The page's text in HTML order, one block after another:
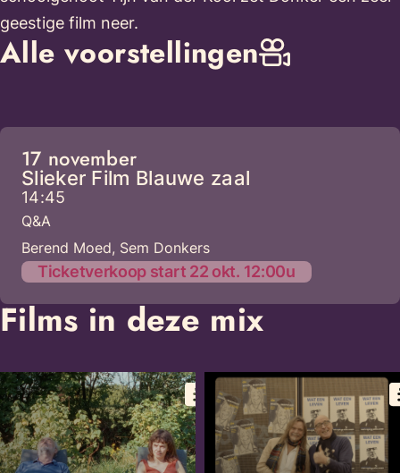
geestige film neer.
Alle voorstellingen
17 november
Slieker Film Blauwe zaal
14:45
Q&A
Berend Moed, Sem Donkers
Ticketverkoop start 22 okt. 12:00u
Films in deze mix